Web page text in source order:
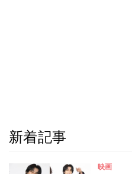
新着記事
映画